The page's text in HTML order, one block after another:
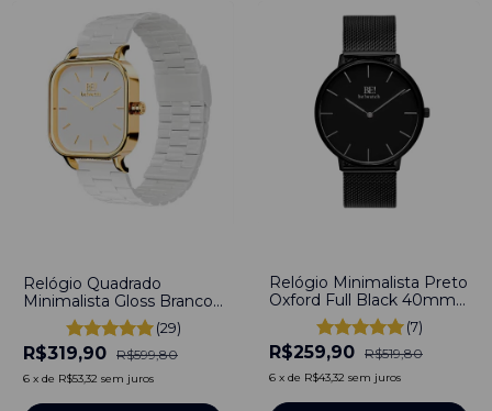
Relógio Quadrado
Minimalista Gloss Branco
Bewatch Aço Inoxidável
40mm
(29)
R$319,90 R$599,80
6 x de R$53,32 sem juros
Relógio Minimalista Preto
Oxford Full Black 40mm
Aço Inoxidável banhado a
(7)
R$259,90 R$519,80
6 x de R$43,32 sem juros